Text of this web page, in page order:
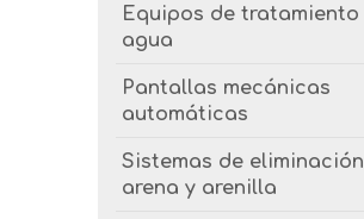
Equipos de tratamiento
agua
Pantallas mecánicas
automáticas
Sistemas de
arena y arenilla